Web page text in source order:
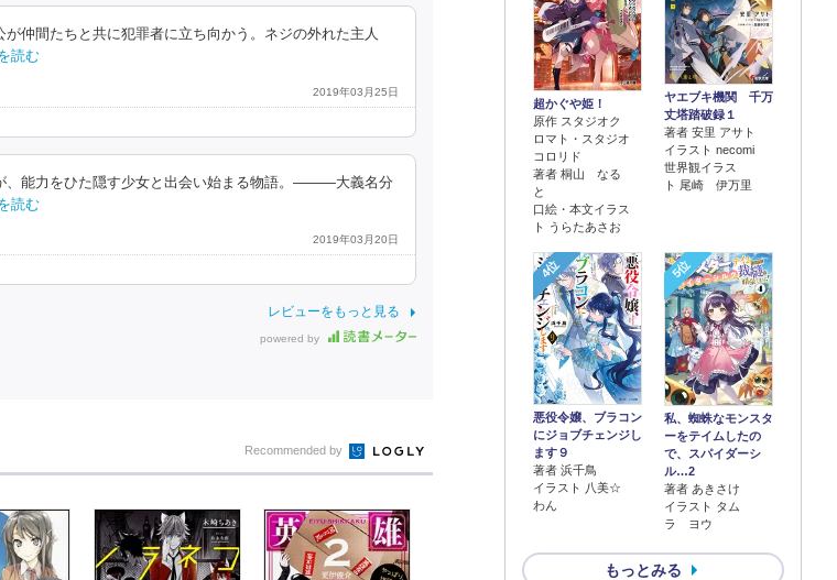
仲間たちと共に犯罪者に立ち向かう。ネジの外れた主人
読む
2019年03月25日
、能力をひた隠す少女と出会い始まる物語。―――大義名分
読む
2019年03月20日
レビューをもっと見る
powered by
超かぐや姫！
原作 スタジオク
ロマト・スタジオ
コロリド
著者 桐山 なる
と
口絵・本文イラス
ト うらたあさお
ヤエブキ機関 千万
丈塔踏破録１
著者 安里 アサト
イラスト necomi
世界観イラス
ト 尾崎 伊万里
4位
悪役令嬢、ブラコン
にジョブチェンジし
ます９
著者 浜千鳥
イラスト 八美☆
わん
5位
私、蜘蛛なモンスタ
ーをテイムしたの
で、スパイダーシ
ル…2
著者 あきさけ
イラスト タム
ラ ヨウ
もっとみる
Recommended by